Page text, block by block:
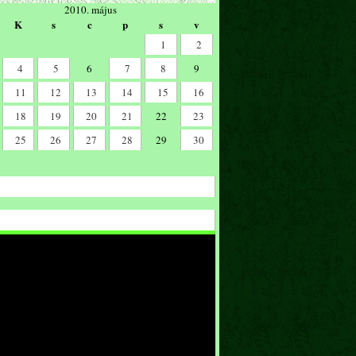
2010. május
K s c p s v
1
2
4 5 6 7 8
9
11 12 13 14 15
16
18 19 20 21 22
23
25 26 27 28 29
30